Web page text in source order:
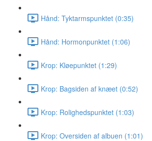
Hånd: Tyktarmspunktet (0:35)
Hånd: Hormonpunktet (1:06)
Krop: Kløepunktet (1:29)
Krop: Bagsiden af knæet (0:52)
Krop: Rolighedspunktet (1:03)
Krop: Oversiden af albuen (1:01)